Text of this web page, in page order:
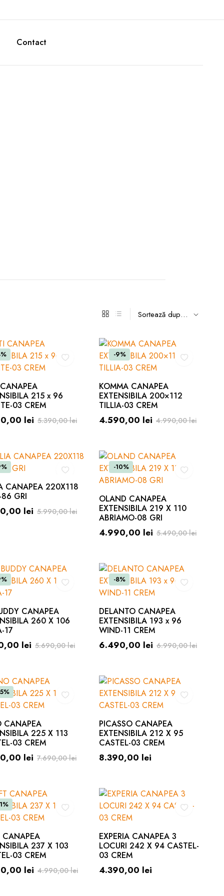
Contact
215 x 96
03 CREM
5.390,00lei
lei
-9%
KOMMA CANAPEA
EXTENSIBILA 200×112
TILLIA-03 CREM
4.990,00lei
4.590,00 lei
CANAPEA 220X118
GRI
5.990,00lei
lei
-10%
OLAND CANAPEA
EXTENSIBILA 219 X 110
ABRIAMO-08 GRI
5.490,00lei
4.990,00 lei
CANAPEA
260 X 106
17
5.690,00lei
lei
-8%
DELANTO CANAPEA
EXTENSIBILA 193 x 96
WIND-11 CREM
6.990,00lei
6.490,00 lei
CANAPEA
225 X 113
03 CREM
7.690,00lei
lei
PICASSO CANAPEA
EXTENSIBILA 212 X 95
CASTEL-03 CREM
8.390,00 lei
CANAPEA
237 X 103
03 CREM
4.990,00lei
lei
EXPERIA CANAPEA 3
LOCURI 242 X 94 CASTEL-
03 CREM
4.390,00 lei